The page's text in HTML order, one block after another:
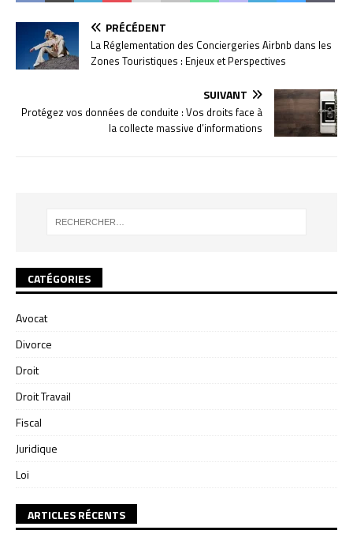
PRÉCÉDENT
La Réglementation des Conciergeries Airbnb dans les
Zones Touristiques : Enjeux et Perspectives
SUIVANT
Protégez vos données de conduite : Vos droits face à
la collecte massive d’informations
CATÉGORIES
Avocat
Divorce
Droit
Droit Travail
Fiscal
Juridique
Loi
ARTICLES RÉCENTS